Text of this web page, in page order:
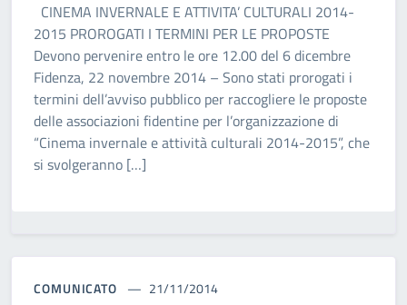
CINEMA INVERNALE E ATTIVITA’ CULTURALI 2014-
2015 PROROGATI I TERMINI PER LE PROPOSTE
Devono pervenire entro le ore 12.00 del 6 dicembre
Fidenza, 22 novembre 2014 – Sono stati prorogati i
termini dell’avviso pubblico per raccogliere le proposte
delle associazioni fidentine per l’organizzazione di
“Cinema invernale e attività culturali 2014-2015”, che
si svolgeranno […]
COMUNICATO 21/11/2014